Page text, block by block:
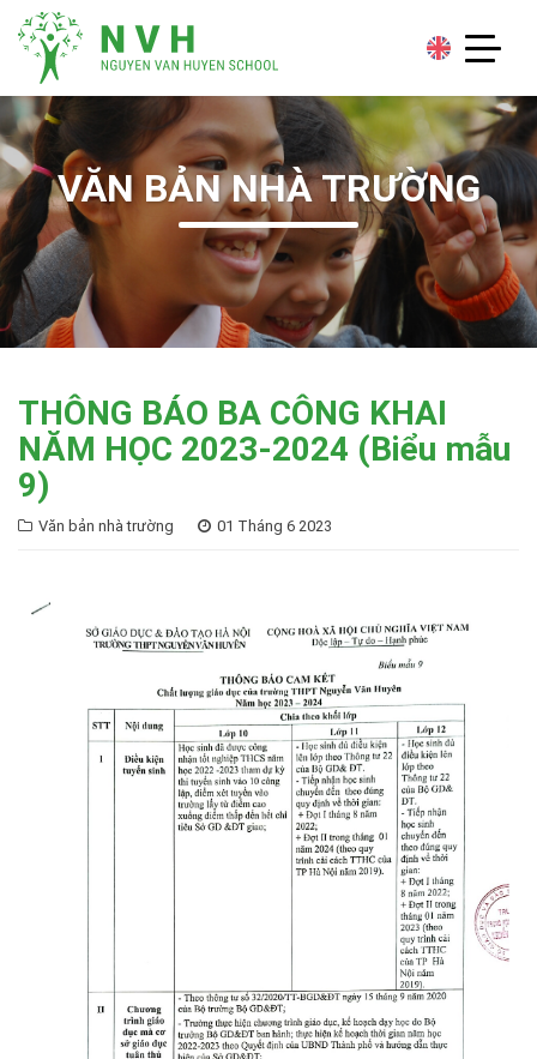
VĂN BẢN NHÀ TRƯỜNG
THÔNG BÁO BA CÔNG KHAI
NĂM HỌC 2023-2024 (Biểu mẫu
9)
Văn bản nhà trường 01 Tháng 6 2023